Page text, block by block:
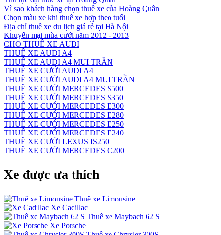
Vì sao khách hàng chọn thuê xe của Hoàng Quân
Chọn màu xe khi thuê xe hợp theo tuổi
Địa chỉ thuê xe du lịch giá rẻ tại Hà Nội
Khuyến mại mùa cưới năm 2012 - 2013
CHO THUÊ XE AUDI
THUÊ XE AUDI A4
THUÊ XE AUDI A4 MUI TRẦN
THUÊ XE CƯỚI AUDI A4
THUÊ XE CƯỚI AUDI A4 MUI TRẦN
THUÊ XE CƯỚI MERCEDES S500
THUÊ XE CƯỚI MERCEDES S350
THUÊ XE CƯỚI MERCEDES E300
THUÊ XE CƯỚI MERCEDES E280
THUÊ XE CƯỚI MERCEDES E250
THUÊ XE CƯỚI MERCEDES E240
THUÊ XE CƯỚI LEXUS IS250
THUÊ XE CƯỚI MERCEDES C200
Xe được ưa thích
Thuê xe Limousine
Xe Cadillac
Thuê xe Maybach 62 S
Xe Porsche